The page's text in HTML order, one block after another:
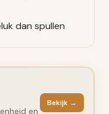
dan spullen
en
Bekijk →